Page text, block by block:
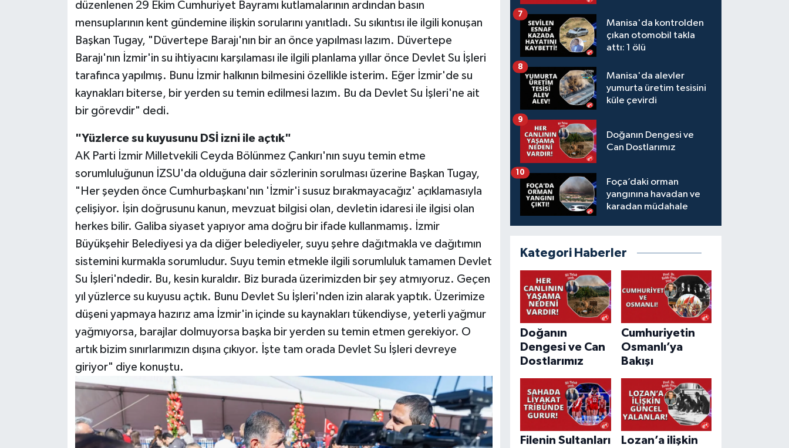
düzenlenen 29 Ekim Cumhuriyet Bayramı kutlamalarının ardından basın
mensuplarının kent gündemine ilişkin sorularını yanıtladı. Su sıkıntısı ile ilgili konuşan
Başkan Tugay, "Düvertepe Barajı'nın bir an önce yapılması lazım. Düvertepe
Barajı'nın İzmir'in su ihtiyacını karşılaması ile ilgili planlama yıllar önce Devlet Su İşleri
tarafınca yapılmış. Bunu İzmir halkının bilmesini özellikle isterim. Eğer İzmir'de su
kaynakları biterse, bir yerden su temin edilmesi lazım. Bu da Devlet Su İşleri'ne ait
bir görevdir" dedi.
"Yüzlerce su kuyusunu DSİ izni ile açtık"
AK Parti İzmir Milletvekili Ceyda Bölünmez Çankırı'nın suyu temin etme
sorumluluğunun İZSU'da olduğuna dair sözlerinin sorulması üzerine Başkan Tugay,
"Her şeyden önce Cumhurbaşkanı'nın 'İzmir'i susuz bırakmayacağız' açıklamasıyla
çelişiyor. İşin doğrusunu kanun, mevzuat bilgisi olan, devletin idaresi ile ilgisi olan
herkes bilir. Galiba siyaset yapıyor ama doğru bir ifade kullanmamış. İzmir
Büyükşehir Belediyesi ya da diğer belediyeler, suyu şehre dağıtmakla ve dağıtımın
sistemini kurmakla sorumludur. Suyu temin etmekle ilgili sorumluluk tamamen Devlet
Su İşleri'ndedir. Bu, kesin kuraldır. Biz burada üzerimizden bir şey atmıyoruz. Geçen
yıl yüzlerce su kuyusu açtık. Bunu Devlet Su İşleri'nden izin alarak yaptık. Üzerimize
düşeni yapmaya hazırız ama İzmir'in içinde su kaynakları tükendiyse, yeterli yağmur
yağmıyorsa, barajlar dolmuyorsa başka bir yerden su temin etmen gerekiyor. O
artık bizim sınırlarımızın dışına çıkıyor. İşte tam orada Devlet Su İşleri devreye
giriyor" diye konuştu.
Manisa'da kontrolden
çıkan otomobil takla
attı: 1 ölü
7
Manisa'da alevler
yumurta üretim tesisini
küle çevirdi
8
Doğanın Dengesi ve
Can Dostlarımız
9
Foça’daki orman
yangınına havadan ve
karadan müdahale
10
Kategori Haberler
Doğanın
Dengesi ve Can
Dostlarımız
Cumhuriyetin
Osmanlı’ya
Bakışı
Filenin Sultanları
Lozan’a ilişkin